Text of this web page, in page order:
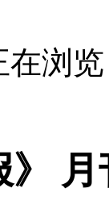
在浏
》